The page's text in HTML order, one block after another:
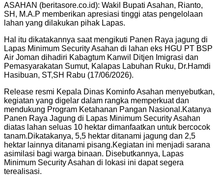
ASAHAN (beritasore.co.id): Wakil Bupati Asahan, Rianto,
SH, M.A.P memberikan apresiasi tinggi atas pengelolaan
lahan yang dilakukan pihak Lapas.
Hal itu dikatakannya saat mengikuti Panen Raya jagung di
Lapas Minimum Security Asahan di lahan eks HGU PT BSP
Air Joman dihadiri Kabagtum Kanwil Ditjen Imigrasi dan
Pemasyarakatan Sumut, Kalapas Labuhan Ruku, Dr.Hamdi
Hasibuan, ST,SH Rabu (17/06/2026).
Release resmi Kepala Dinas Kominfo Asahan menyebutkan,
kegiatan yang digelar dalam rangka memperkuat dan
mendukung Program Ketahanan Pangan Nasional.Katanya
Panen Raya Jagung di Lapas Minimum Security Asahan
diatas lahan seluas 10 hektar dimanfaatkan untuk bercocok
tanam.Dikatakanya, 5,5 hektar ditanami jagung dan 2,5
hektar lainnya ditanami pisang.Kegiatan ini menjadi sarana
asimilasi bagi warga binaan. Disebutkannya, Lapas
Minimum Security Asahan di lokasi ini dapat segera
terealisasi.